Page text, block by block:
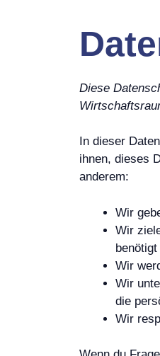
Diese
In dieser
ihnen, dieses
anderem:
Wir
Wir
Wir
Wir
die
Wir